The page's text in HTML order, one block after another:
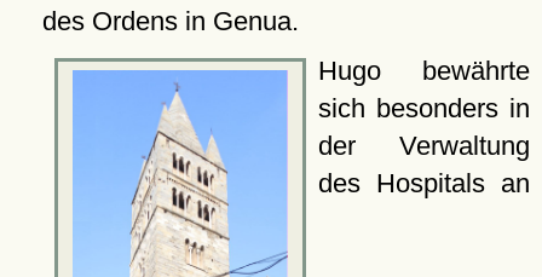
des Ordens in Genua.
Hugo bewährte
sich besonders in
der Verwaltung
des Hospitals an